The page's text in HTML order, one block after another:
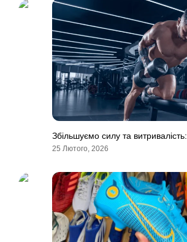
Збільшуємо силу та
25 Лютого, 2026